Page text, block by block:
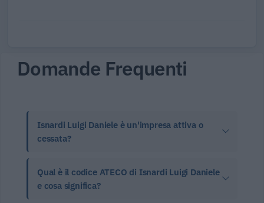
Domande Frequenti
Isnardi Luigi Daniele è un'impresa attiva o
cessata?
Qual è il codice ATECO di Isnardi Luigi Daniele
e cosa significa?